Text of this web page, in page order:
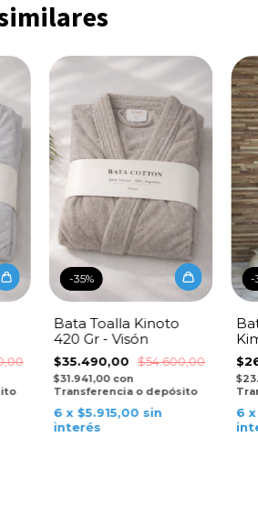
-35%
Bata Toalla Kinoto
420 Gr - Visón
$35.490,00 $54.600,00
$31.941,00con
Transferencia o depósito
6 x$5.915,00 sin
interés
-
6